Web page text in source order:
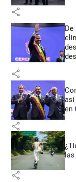
share
share
así
en
share
share